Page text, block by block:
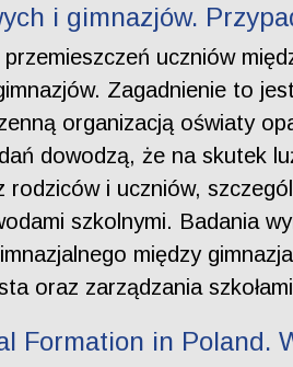
i gimnazjów.
uczniów
Zagadnienie to
organizacją oświaty
dowodzą, że na skutek
rodziców i uczniów,
szkolnymi. Badania
między
oraz zarządzania
Formation in